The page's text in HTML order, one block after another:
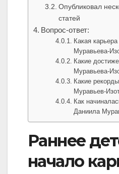
Опубликовал
статей
Вопрос-ответ:
Какая
Муравьева-
Какие
Муравьева-
Какие
Муравьев-
Как
Даниила
Раннее
начало